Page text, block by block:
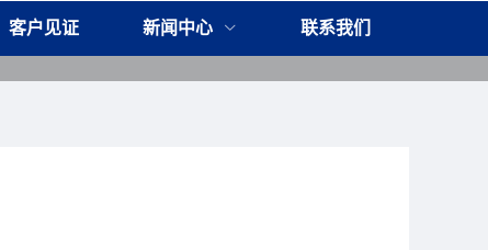
客户见证 新闻中心 联系我们